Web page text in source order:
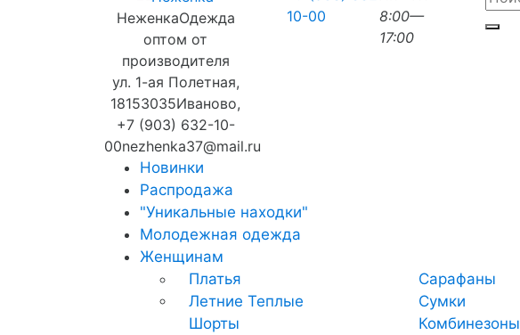
НеженкаОдежда
оптом от
производителя
ул. 1-ая Полетная,
18153035Иваново,
+7 (903) 632-10-
00nezhenka37@mail.ru
10-00
8:00—
17:00
Новинки
Распродажа
"Уникальные находки"
Молодежная одежда
Женщинам
Платья
Летние Теплые
Сарафаны
Сумки
Шорты
Комбинезоны